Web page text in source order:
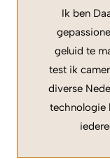
Ik ben
geluid te
test ik
diverse
technologie